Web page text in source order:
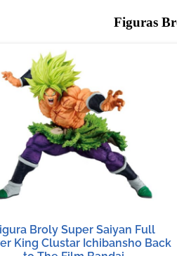
Figuras
Broly Super Saiyan Full
King Clustar Ichibansho Back